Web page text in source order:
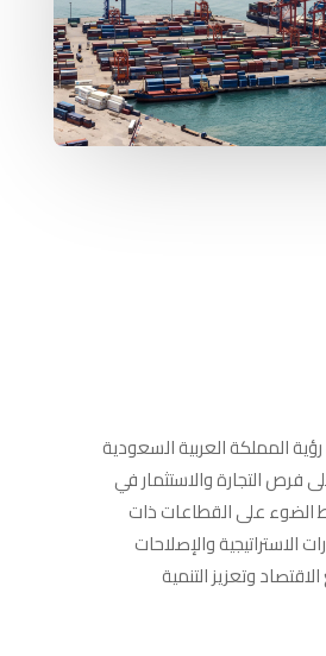
المملكة العربية السعودية
على فرص التجارة والاستثمار في
الضوء على القطاعات ذات
الاستراتيجية والإصلاحات
وتعزيز التنمية